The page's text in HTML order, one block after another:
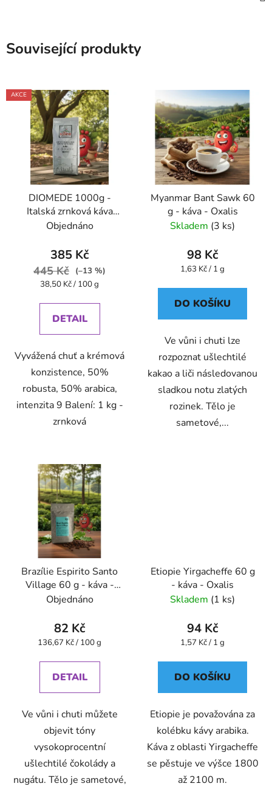
Související produkty
AKCE
DIOMEDE 1000g -
Italská zrnková káva
Caffe Pompeii
Objednáno
385 Kč
445 Kč
(–13 %)
Měrná
38,50 Kč / 100 g
DETAIL
Vyvážená chuť a krémová
konzistence, 50%
robusta, 50% arabica,
intenzita 9 Balení: 1 kg -
zrnková
Myanmar Bant Sawk 60
g - káva - Oxalis
Skladem (3 ks)
98 Kč
Měrná
1,63 Kč / 1 g
DO KOŠÍKU
Ve vůni i chuti lze
rozpoznat ušlechtilé
kakao a liči následovanou
sladkou notu zlatých
rozinek. Tělo je
sametové,...
Brazílie Espirito Santo
Village 60 g - káva -
Oxalis
Objednáno
82 Kč
Měrná
136,67 Kč / 100 g
DETAIL
Ve vůni i chuti můžete
objevit tóny
vysokoprocentní
ušlechtilé čokolády a
nugátu. Tělo je sametové,
Etiopie Yirgacheffe 60 g
- káva - Oxalis
Skladem (1 ks)
94 Kč
Měrná
1,57 Kč / 1 g
DO KOŠÍKU
Etiopie je považována za
kolébku kávy arabika.
Káva z oblasti Yirgacheffe
se pěstuje ve výšce 1800
až 2100 m.